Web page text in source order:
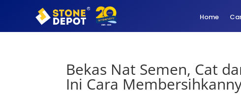
Home
Bekas Nat Semen, Cat
Ini Cara